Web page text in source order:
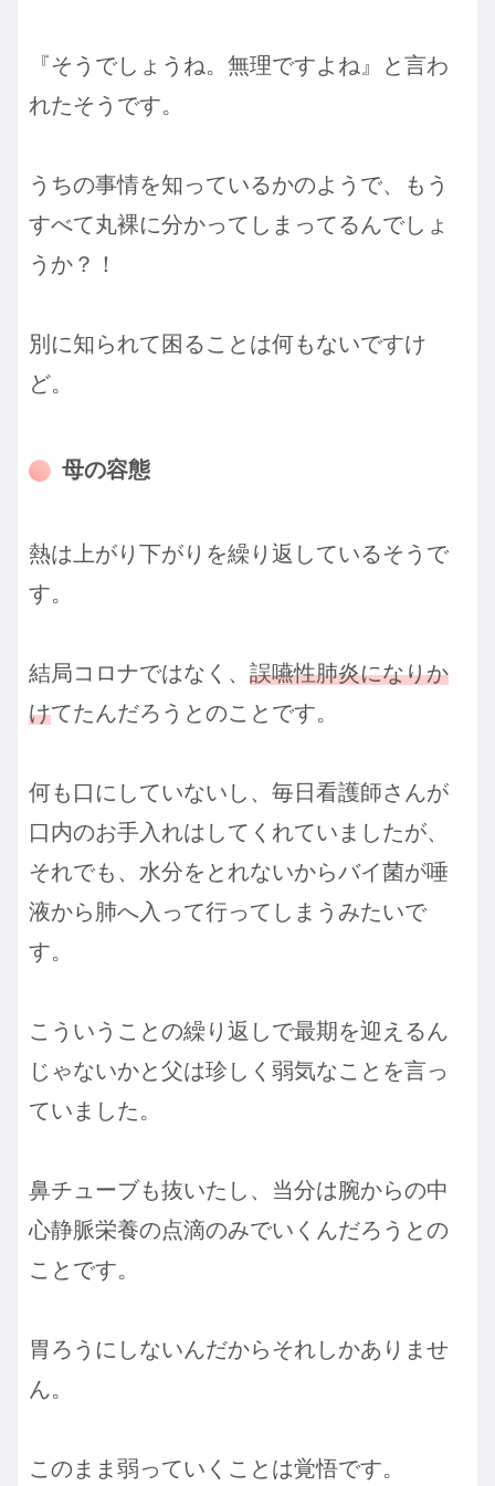
『そうでしょうね。無理ですよね』と言わ
れたそうです。
うちの事情を知っているかのようで、もう
すべて丸裸に分かってしまってるんでしょ
うか？！
別に知られて困ることは何もないですけ
ど。
母の容態
熱は上がり下がりを繰り返しているそうで
す。
結局コロナではなく、 誤嚥性肺炎になりか
けてたんだろうとのことです。
何も口にしていないし、毎日看護師さんが
口内のお手入れはしてくれていましたが、
それでも、水分をとれないからバイ菌が唾
液から肺へ入って行ってしまうみたいで
す。
こういうことの繰り返しで最期を迎えるん
じゃないかと父は珍しく弱気なことを言っ
ていました。
鼻チューブも抜いたし、当分は腕からの中
心静脈栄養の点滴のみでいくんだろうとの
ことです。
胃ろうにしないんだからそれしかありませ
ん。
このまま弱っていくことは覚悟です。